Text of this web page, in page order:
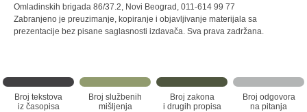
Omladinskih brigada 86/37.2, Novi Beograd, 011-614 99 77
Zabranjeno je preuzimanje, kopiranje i objavljivanje materijala sa
prezentacije bez pisane saglasnosti izdavača. Sva prava zadržana.
Broj tekstova
iz časopisa
Broj službenih
mišljenja
Broj zakona
i drugih propisa
Broj odgovora
na pitanja